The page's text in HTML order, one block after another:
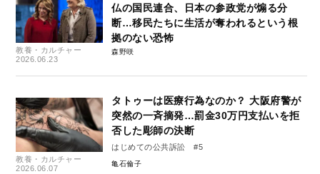
教養・カルチャー
2026.06.23
仏の国民連合、日本の参政党が煽る分
断…移民たちに生活が奪われるという根
拠のない恐怖
森野咲
教養・カルチャー
2026.06.07
タトゥーは医療行為なのか？ 大阪府警が
突然の一斉摘発…罰金30万円支払いを拒
否した彫師の決断
はじめての公共訴訟 #5
亀石倫子